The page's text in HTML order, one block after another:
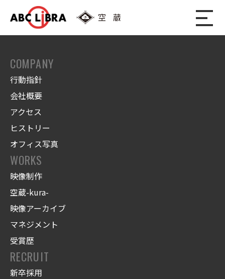
COMPANY
行動指針
会社概要
アクセス
ヒストリー
オフィス写真
WORKS
映像制作
空蔵-kura-
映像アーカイブ
マネジメント
受賞歴
RECRUIT
新卒採用